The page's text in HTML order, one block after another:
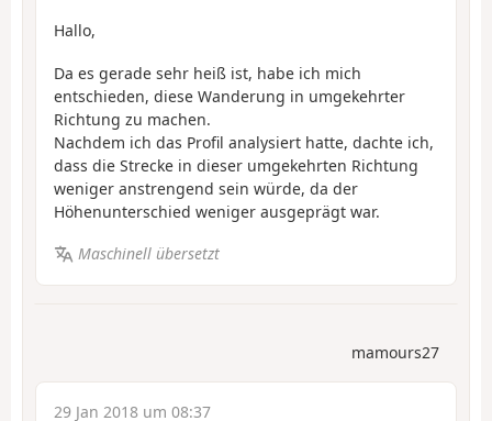
Hallo,
Da es gerade sehr heiß ist, habe ich mich
entschieden, diese Wanderung in umgekehrter
Richtung zu machen.
Nachdem ich das Profil analysiert hatte, dachte ich,
dass die Strecke in dieser umgekehrten Richtung
weniger anstrengend sein würde, da der
Höhenunterschied weniger ausgeprägt war.
Maschinell übersetzt
mamours27
29 Jan 2018 um 08:37